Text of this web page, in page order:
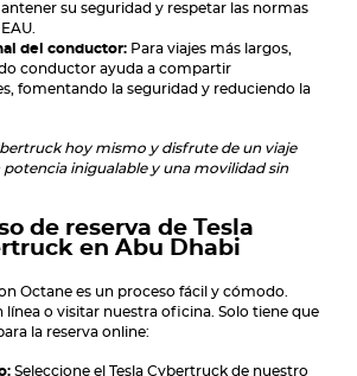
su seguridad y respetar las normas
del conductor: Para viajes más largos,
conductor ayuda a compartir
fomentando la seguridad y reduciendo la
hoy mismo y disfrute de un viaje
inigualable y una movilidad sin
de reserva de Tesla
en Abu Dhabi
Octane es un proceso fácil y cómodo.
línea o visitar nuestra oficina. Solo tiene que
la reserva online:
Seleccione el Tesla Cybertruck de nuestro